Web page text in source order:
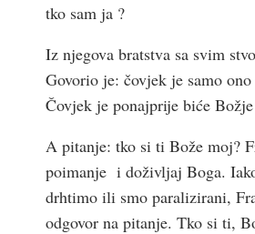
tko sam ja ?
Iz njegova bratstva sa svim
Govorio je: čovjek je samo
Čovjek je ponajprije biće
A pitanje: tko si ti Bože moj?
poimanje i doživljaj Boga.
drhtimo ili smo paralizirani,
odgovor na pitanje. Tko si ti,